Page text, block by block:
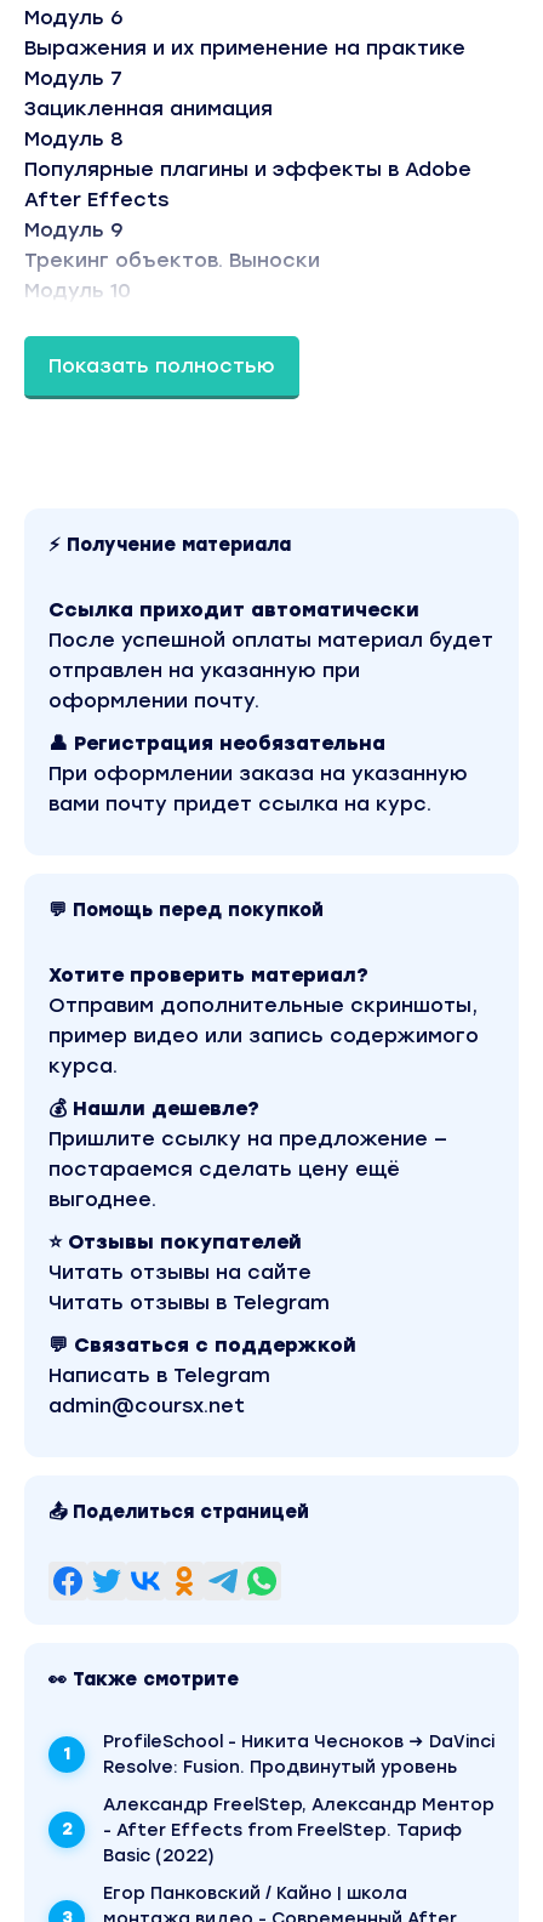
Модуль 6
Выражения и их применение на практике
Модуль 7
Зацикленная анимация
Модуль 8
Популярные плагины и эффекты в Adobe
After Effects
Модуль 9
Трекинг объектов. Выноски
Модуль 10
тесты к урокам
Тариф Basic». Это материал 2026 года.
Обучающий курс входит в рубрику «Скоро».
Другие материалы автора «Александр
FreelStep» можно найти через поиск по сайту.
Показать полностью
⚡ Получение материала
Ссылка приходит автоматически
После успешной оплаты материал будет
отправлен на указанную при
оформлении почту.
👤 Регистрация необязательна
При оформлении заказа на указанную
вами почту придет ссылка на курс.
💬 Помощь перед покупкой
Хотите проверить материал?
Отправим дополнительные скриншоты,
пример видео или запись содержимого
курса.
💰 Нашли дешевле?
Пришлите ссылку на предложение —
постараемся сделать цену ещё
выгоднее.
⭐ Отзывы покупателей
Читать отзывы на сайте
Читать отзывы в Telegram
💬 Связаться с поддержкой
Написать в Telegram
admin@coursx.net
📤 Поделиться страницей
👀 Также смотрите
ProfileSchool - Никита Чесноков → DaVinci
Resolve: Fusion. Продвинутый уровень
Александр FreelStep, Александр Ментор
- After Effects from FreelStep. Тариф
Basic (2022)
Егор Панковский / Кайно | школа